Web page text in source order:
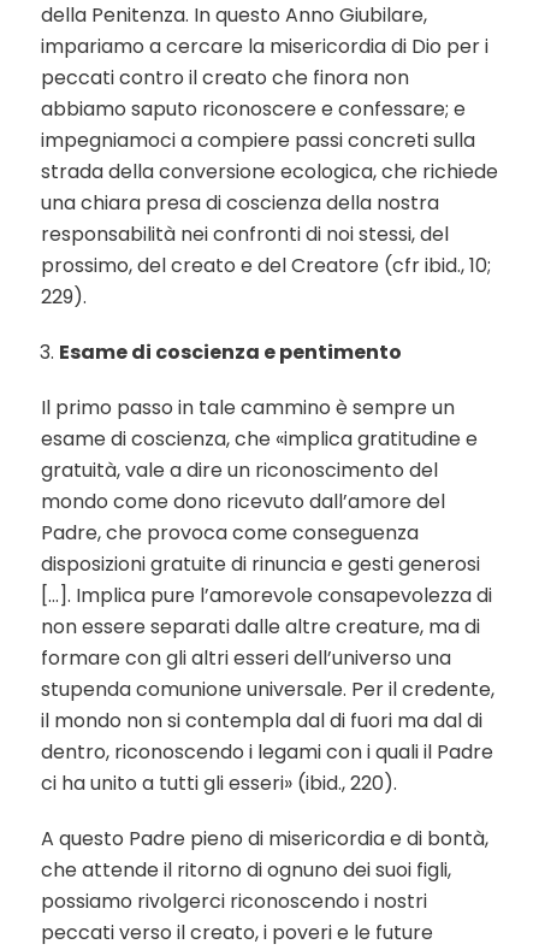
della Penitenza. In questo Anno Giubilare,
impariamo a cercare la misericordia di Dio per i
peccati contro il creato che finora non
abbiamo saputo riconoscere e confessare; e
impegniamoci a compiere passi concreti sulla
strada della conversione ecologica, che richiede
una chiara presa di coscienza della nostra
responsabilità nei confronti di noi stessi, del
prossimo, del creato e del Creatore (cfr ibid., 10;
229).
Esame di coscienza e pentimento
Il primo passo in tale cammino è sempre un
esame di coscienza, che «implica gratitudine e
gratuità, vale a dire un riconoscimento del
mondo come dono ricevuto dall’amore del
Padre, che provoca come conseguenza
disposizioni gratuite di rinuncia e gesti generosi
[…]. Implica pure l’amorevole consapevolezza di
non essere separati dalle altre creature, ma di
formare con gli altri esseri dell’universo una
stupenda comunione universale. Per il credente,
il mondo non si contempla dal di fuori ma dal di
dentro, riconoscendo i legami con i quali il Padre
ci ha unito a tutti gli esseri» (ibid., 220).
A questo Padre pieno di misericordia e di bontà,
che attende il ritorno di ognuno dei suoi figli,
possiamo rivolgerci riconoscendo i nostri
peccati verso il creato, i poveri e le future